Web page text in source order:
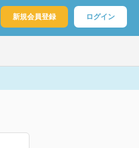
新規会員登録 ログイン